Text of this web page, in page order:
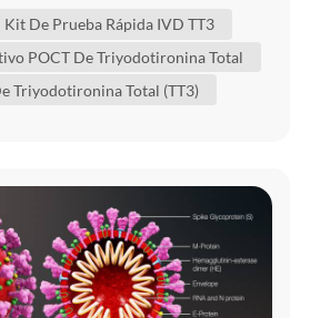
un papel importante en el
se puede hacer un kit de prueba
Kit De Prueba Rápida IVD TT3
POCT De Triyodotironina Total
Triyodotironina Total (TT3)